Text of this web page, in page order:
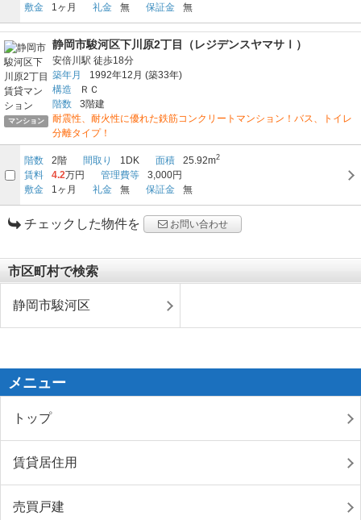
敷金
1ヶ月 礼金 無 保証金 無
マンション
静岡市駿河区下川原2丁目（レジデンスヤマサⅠ）
安倍川駅 徒歩18分
築年月
1992年12月 (築33年)
構造
ＲＣ
階数
3階建
耐震性、耐火性に優れた鉄筋コンクリートマンション！バス、トイレ
分離タイプ！
階数 2階 間取り 1DK 面積 25.92m2
賃料 4.2万円 管理費等
3,000円
敷金
1ヶ月 礼金 無 保証金 無
チェックした物件を お問い合わせ
市区町村で検索
静岡市駿河区
メニュー
トップ
賃貸居住用
売買戸建